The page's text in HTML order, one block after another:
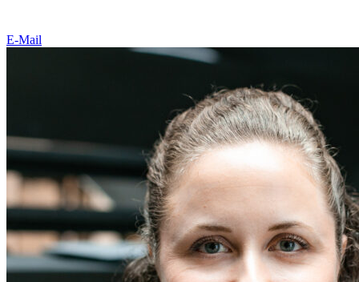
E-Mail